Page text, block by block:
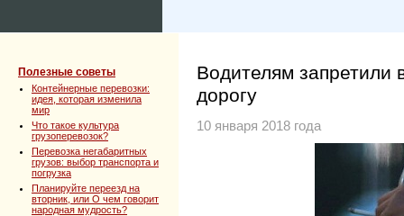
Полезные советы
Контейнерные перевозки:
идея, которая изменила
мир
Что такое культура
грузоперевозок?
Перевозка негабаритных
грузов: выбор транспорта и
погрузка
Планируйте переезд на
вторник, или О чем говорит
народная мудрость?
Водителям запретили
дорогу
10 января 2018 года